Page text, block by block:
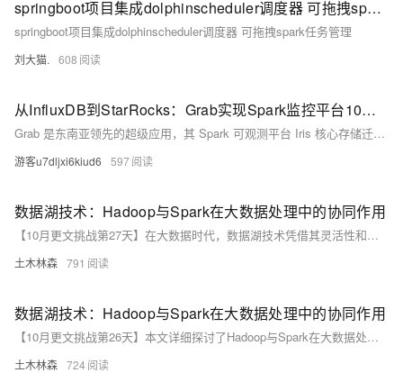
springboot项目集成dolphinscheduler调度器 可拖拽spark任务管理
springboot项目集成dolphinscheduler调度器 可拖拽spark任务管理
刘大猫. 608
从InfluxDB到StarRocks：Grab实现Spark监控平台10倍性能提升
Grab 是东南亚领先的超级应用，其 Spark 可观测平台 Iris 核心存储迁移到 StarRocks 后性能显著提升。新架构统一了实时与历史数据分析，减少多平台切换复杂性，查询速度提升 10 倍以上，资源使用效率提高 40%。通过物化视图、动态分区和直接 Kafka 摄取数据等优化，简化数据管道并降低运维成本。未来 Grab 将进一步增强推荐系统、集成机器学习，持续优化用户体验与系统可扩展性。
游客u7dljxi6kiud6 597
数据湖技术：Hadoop与Spark在大数据处理中的协同作用
【10月更文挑战第27天】在大数据时代，数据湖技术凭借其灵活性和成本效益成为企业存储和分析大规模异构数据的首选。Hadoop和Spark作为数据湖技术的核心组件，通过HDFS存储数据和Spark进行高效计算，实现了数据处理的优化。本文探讨了Hadoop与Spark的最佳实践，包括数据存储、处理、安全和可视化等方面，展示了它们在实际应用中的协同效应。
土木林森 791
数据湖技术：Hadoop与Spark在大数据处理中的协同作用
【10月更文挑战第26天】本文详细探讨了Hadoop与Spark在大数据处理中的协同作用，通过具体案例展示了两者的最佳实践。Hadoop的HDFS和MapReduce负责数据存储和预处理，确保高可靠性和容错性；Spark则凭借其高性能和丰富的API，进行深度分析和机器学习，实现高效的批处理和实时处理。
土木林森 724